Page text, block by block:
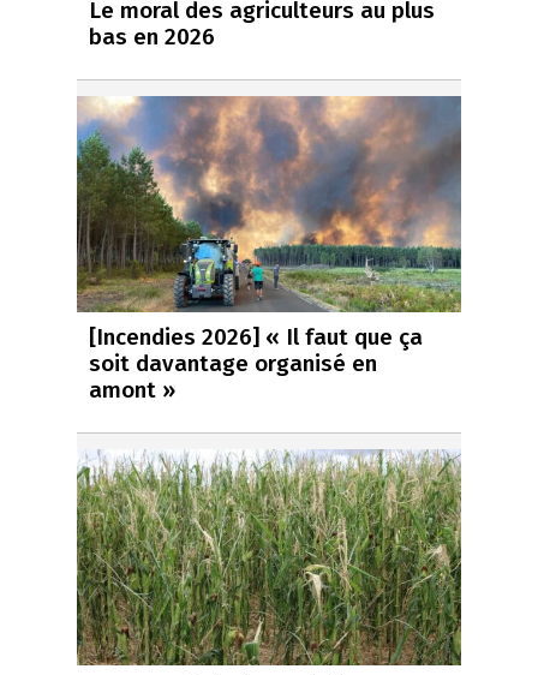
Le moral des agriculteurs au plus
bas en 2026
[Incendies 2026] « Il faut que ça
soit davantage organisé en
amont »